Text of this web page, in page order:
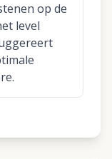
op de
level